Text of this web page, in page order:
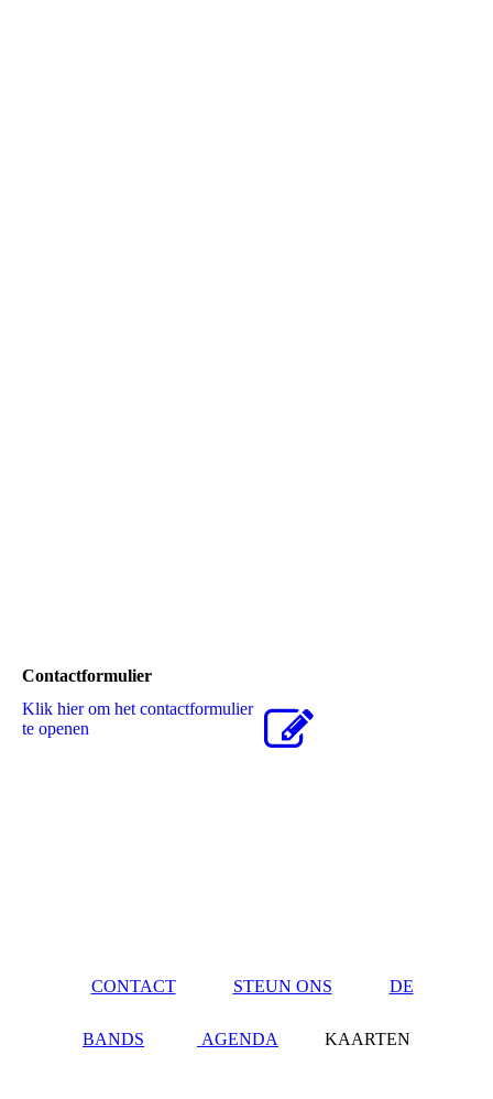
Contactformulier
Klik hier om het contactformulier
te openen
CONTACT STEUN ONS DE
BANDS AGENDA KAARTEN